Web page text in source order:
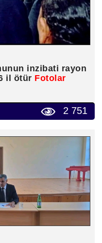
inzibati rayon
il ötür Fotolar
2 751